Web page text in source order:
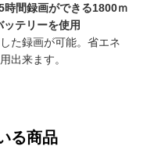
時間録画ができる1800ｍ
テリーを使用
た録画が可能。省エネ
出来ます。
る商品